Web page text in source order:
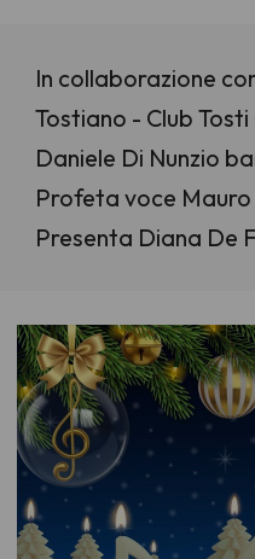
In collaborazione
Tostiano - Club
Daniele Di Nunzio
Profeta voce
Presenta Diana De